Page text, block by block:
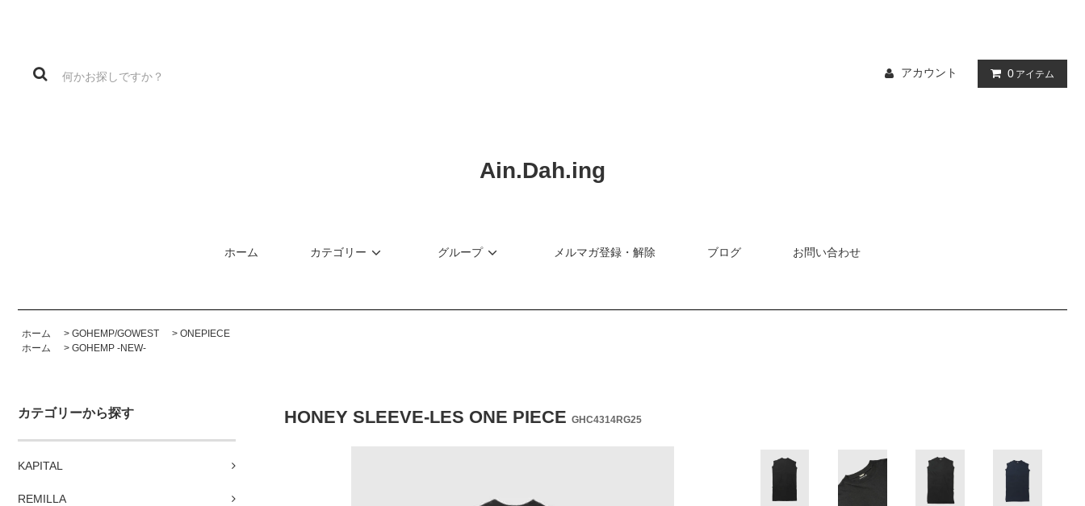
アカウント 0 アイテム
Ain.Dah.ing
ホーム カテゴリー グループ メルマガ登録・解除 ブログ お問い合わせ
ホーム > GOHEMP/GOWEST > ONEPIECE
ホーム
> GOHEMP -NEW-
カテゴリーから探す
KAPITAL
REMILLA
HONEY SLEEVE-LES ONE PIECE GHC4314RG25